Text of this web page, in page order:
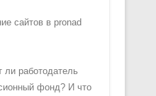
сайтов в pronad
ли работодатель
фонд? И что